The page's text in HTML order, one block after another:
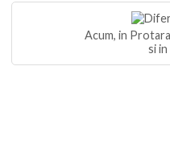
Acum, in
si in